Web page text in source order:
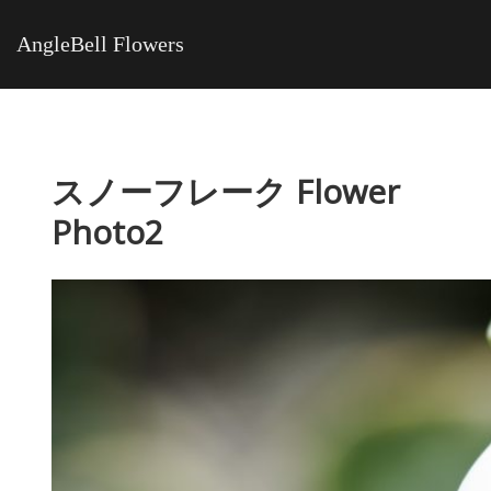
AngleBell Flowers
スノーフレーク Flower
Photo2